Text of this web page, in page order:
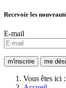
Recevoir les
E-mail
Vous êtes ici :